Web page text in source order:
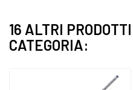
16 ALTRI
CATEGORIA: